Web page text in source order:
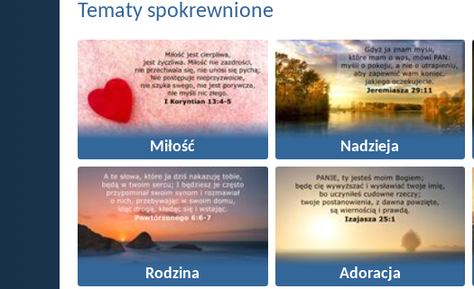
Tematy spokrewnione
Miłość Nadzieja
Rodzina Adoracja